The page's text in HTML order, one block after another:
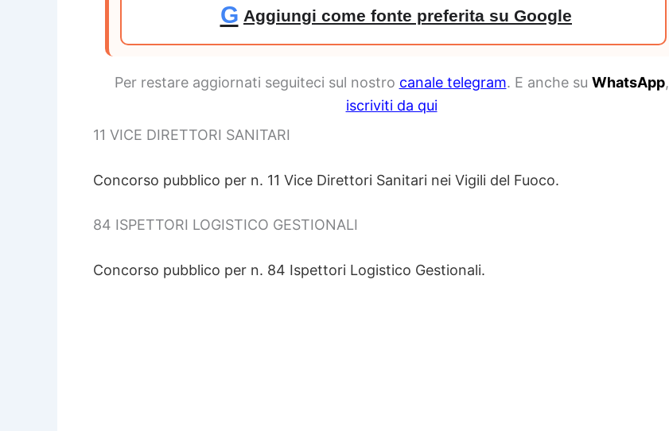
G Aggiungi come fonte preferita su Google
Per restare aggiornati seguiteci sul nostro canale telegram. E anche su WhatsApp,
iscriviti da qui
11 VICE DIRETTORI SANITARI
Concorso pubblico per n. 11 Vice Direttori Sanitari nei Vigili del Fuoco.
84 ISPETTORI LOGISTICO GESTIONALI
Concorso pubblico per n. 84 Ispettori Logistico Gestionali.